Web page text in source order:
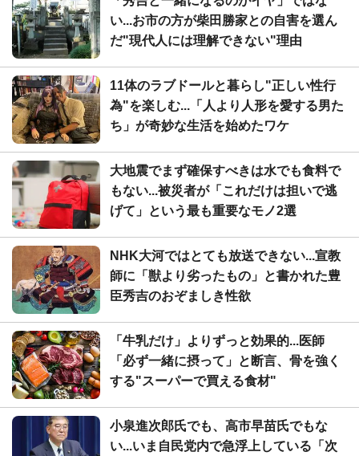
い...お市の方が柴田勝家との自害を選ん
だ"現代人には理解できない"理由
11体のラブドールと暮らし"正しい性行
為"を楽しむ...「人より人形を愛する男た
ち」が奇妙な生活を始めたワケ
大地震でまず確保すべきは水でも食料で
もない...被災者が「これだけは担いで逃
げて」という最も重要なモノ2選
NHK大河ではとても放送できない...宣教
師に「獣より劣ったもの」と書かれた豊
臣秀吉のおぞましき性欲
「牛乳だけ」よりずっと効果的...医師
「必ず一緒に摂って」と断言、骨を強く
する"スーパーで買える食材"
小泉進次郎氏でも、高市早苗氏でもな
い...いま自民党内で急浮上している「次